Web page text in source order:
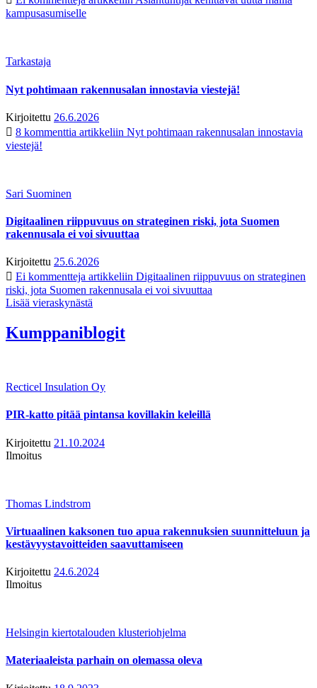
kampusasumiselle
Tarkastaja
Nyt pohtimaan rakennusalan innostavia viestejä!
Kirjoitettu 26.6.2026
8 kommenttia artikkeliin Nyt pohtimaan rakennusalan innostavia
viestejä!
Sari Suominen
Digitaalinen riippuvuus on strateginen riski, jota Suomen
rakennusala ei voi sivuuttaa
Kirjoitettu 25.6.2026
Ei kommentteja artikkeliin Digitaalinen riippuvuus on strateginen
riski, jota Suomen rakennusala ei voi sivuuttaa
Lisää vieraskynästä
Kumppaniblogit
Recticel Insulation Oy
PIR-katto pitää pintansa kovillakin keleillä
Kirjoitettu 21.10.2024
Ilmoitus
Thomas Lindstrom
Virtuaalinen kaksonen tuo apua rakennuksien suunnitteluun ja
kestävyystavoitteiden saavuttamiseen
Kirjoitettu 24.6.2024
Ilmoitus
Helsingin kiertotalouden klusteriohjelma
Materiaaleista parhain on olemassa oleva